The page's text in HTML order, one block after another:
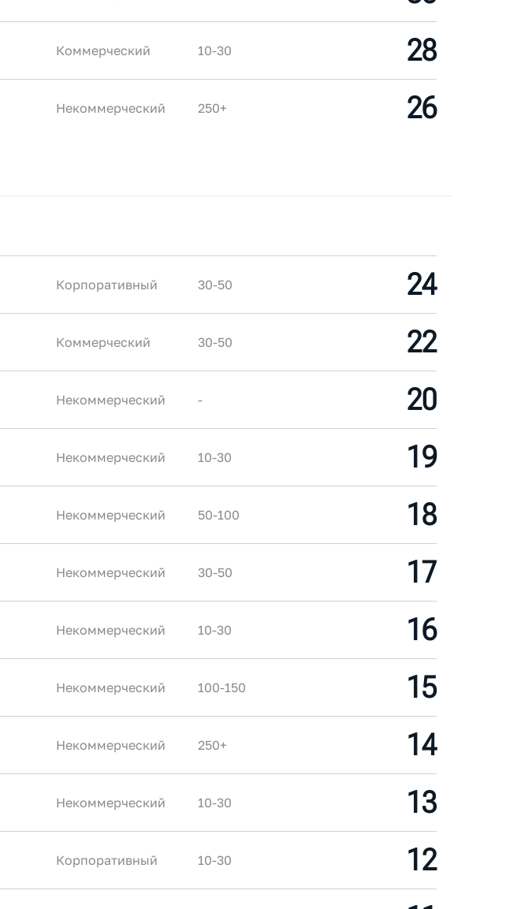
Коммерческий 10-30
28
Некоммерческий 250+ 26
Корпоративный 30-50
24
Коммерческий 30-50
22
Некоммерческий -
20
Некоммерческий 10-30
19
Некоммерческий 50-100
18
Некоммерческий 30-50
17
Некоммерческий 10-30
16
Некоммерческий 100-150
15
Некоммерческий 250+
14
Некоммерческий 10-30
13
Корпоративный 10-30
12